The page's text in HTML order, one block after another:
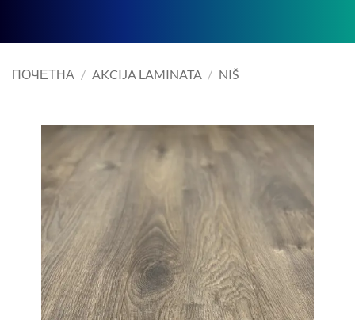
ПОЧЕТНА / AKCIJA LAMINATA / NIŠ